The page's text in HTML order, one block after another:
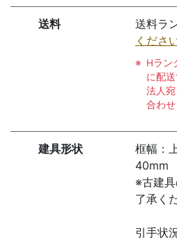
送料 送料ラ
くださ
Hラン
に配
法人
合わせ
建具形状
框幅：
40mm
※古建
了承く
引手状